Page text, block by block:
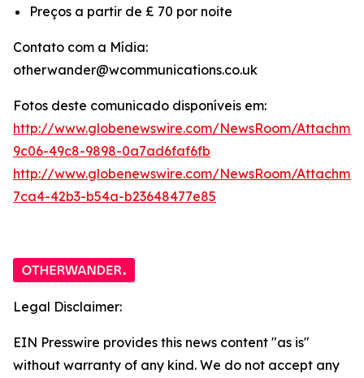
Preços a partir de £ 70 por noite
Contato com a Mídia:
otherwander@wcommunications.co.uk
Fotos deste comunicado disponíveis em:
http://www.globenewswire.com/NewsRoom/
9c06-49c8-9898-0a7ad6faf6fb
http://www.globenewswire.com/NewsRoom/
7ca4-42b3-b54a-b23648477e85
Legal Disclaimer:
EIN Presswire provides this news content "as is"
without warranty of any kind. We do not accept any